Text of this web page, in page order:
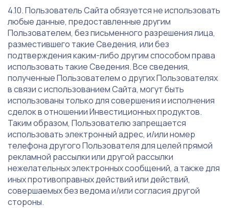
Пользователь Сайта обязуется не использовать
любые данные, предоставленные другим
Пользователем, без письменного разрешения лица,
разместившего такие Сведения, или без
подтверждения каким-либо другим способом права
использовать такие Сведения. Все сведения,
полученные Пользователем о других Пользователях
в связи с использованием Сайта, могут быть
использованы только для совершения и исполнения
сделок в отношении Инвестиционных продуктов.
Таким образом, Пользователю запрещается
использовать электронный адрес, и/или номер
телефона другого Пользователя для целей прямой
рекламной рассылки или другой рассылки
нежелательных электронных сообщений, а также для
иных противоправных действий или действий,
совершаемых без ведома и/или согласия другой
стороны.